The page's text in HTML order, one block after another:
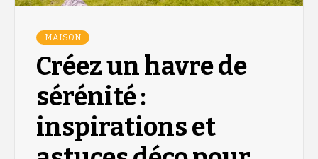
MAISON
Créez un havre de
sérénité :
inspirations et